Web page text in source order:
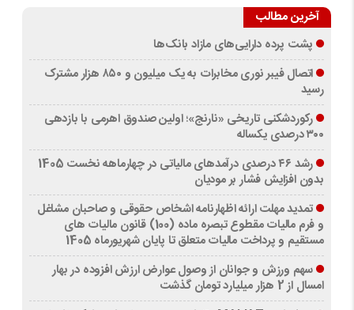
آخرین مطالب
پشت پرده دارایی‌های مازاد بانک‌ها
اتصال فیبر نوری مخابرات به یک میلیون و ۸۵۰ هزار مشترک
رسید
رکوردشکنی تاریخی «نارنج»؛ اولین صندوق اهرمی با بازدهی
۳۰۰ درصدی یکساله
رشد ۴۶ درصدی درآمدهای مالیاتی در چهارماهه نخست 1405
بدون افزایش فشار بر مودیان
تمدید مهلت ارائه اظهارنامه اشخاص حقوقی و صاحبان مشاغل
و فرم مالیات مقطوع تبصره ماده (100) قانون مالیات های
مستقیم و پرداخت مالیات متعلق تا پایان شهریورماه 1405
سهم ورزش و جوانان از وصول عوارض ارزش افزوده در بهار
امسال از 2 هزار میلیارد تومان گذشت